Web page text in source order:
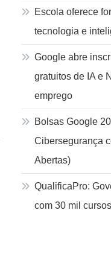
Escola oferece
tecnologia e
Google abre
gratuitos de IA e
emprego
Bolsas Google
Cibersegurança
Abertas)
QualificaPro:
com 30 mil